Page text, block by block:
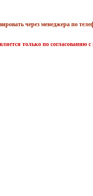
через менеджера по
только по согласованию